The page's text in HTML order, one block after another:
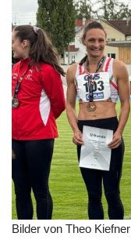
Bilder von Theo Kiefner